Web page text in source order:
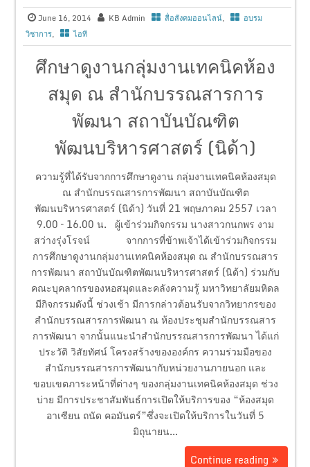
June 16, 2014 KB Admin สื่อสังคมออนไลน์,
อบรม
วิชาการ, ไอที
ศึกษาดูงานกลุ่มงานเทคนิคห้อง
สมุด ณ สำนักบรรณสารการ
พัฒนา สถาบันบัณฑิต
พัฒนบริหารศาสตร์ (นิด้า)
ความรู้ที่ได้รับจากการศึกษาดูงาน กลุ่มงานเทคนิคห้องสมุด
ณ สำนักบรรณสารการพัฒนา สถาบันบัณฑิต
พัฒนบริหารศาสตร์ (นิด้า) วันที่ 21 พฤษภาคม 2557 เวลา
9.00 – 16.00 น. ผู้เข้าร่วมกิจกรรม นางสาวกนกพร งาม
สว่างรุ่งโรจน์ จากการที่ข้าพเจ้าได้เข้าร่วมกิจกรรม
การศึกษาดูงานกลุ่มงานเทคนิคห้องสมุด ณ สำนักบรรณสาร
การพัฒนา สถาบันบัณฑิตพัฒนบริหารศาสตร์ (นิด้า) ร่วมกับ
คณะบุคลากรของหอสมุดและคลังความรู้ มหาวิทยาลัยมหิดล
มีกิจกรรมดังนี้ ช่วงเช้า มีการกล่าวต้อนรับจากวิทยากรของ
สำนักบรรณสารการพัฒนา ณ ห้องประชุมสำนักบรรณสาร
การพัฒนา จากนั้นแนะนำสำนักบรรณสารการพัฒนา ได้แก่
ประวัติ วิสัยทัศน์ โครงสร้างขององค์กร ความร่วมมือของ
สำนักบรรณสารการพัฒนากับหน่วยงานภายนอก และ
ขอบเขตภาระหน้าที่ต่างๆ ของกลุ่มงานเทคนิคห้องสมุด ช่วง
บ่าย มีการประชาสัมพันธ์การเปิดให้บริการของ “ห้องสมุด
อาเซียน ถนัด คอมันตร์”ซึ่งจะเปิดให้บริการในวันที่ 5
มิถุนายน...
Continue reading